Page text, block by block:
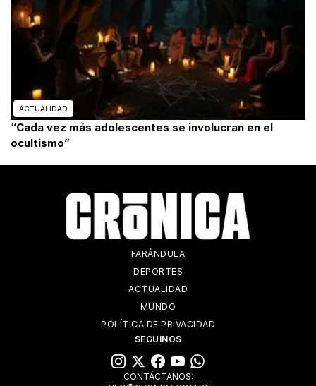
ACTUALIDAD
“Cada vez más adolescentes se involucran en el
ocultismo”
FARÁNDULA
DEPORTES
ACTUALIDAD
MUNDO
POLÍTICA DE PRIVACIDAD
SEGUINOS
CONTÁCTANOS: